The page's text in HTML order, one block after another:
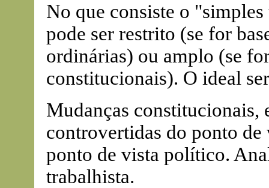
No que consiste o
pode ser restrito (se for
ordinárias) ou amplo (se
constitucionais). O ideal
Mudanças constitucionais,
controvertidas do ponto
ponto de vista político.
trabalhista.